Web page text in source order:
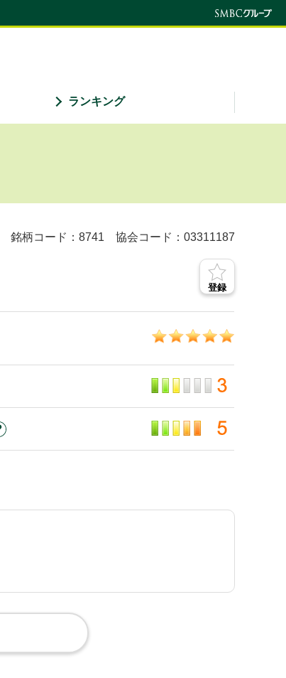
ランキング
銘柄コード：8741 協会コード：03311187
登録